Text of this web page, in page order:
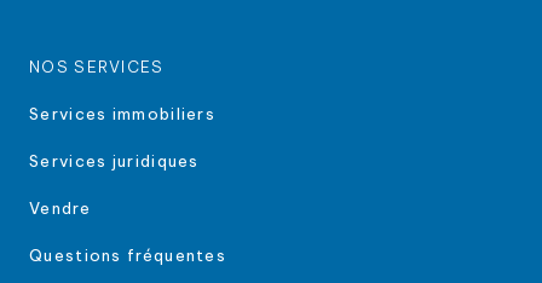
NOS SERVICES
Services immobiliers
Services juridiques
Vendre
Questions fréquentes